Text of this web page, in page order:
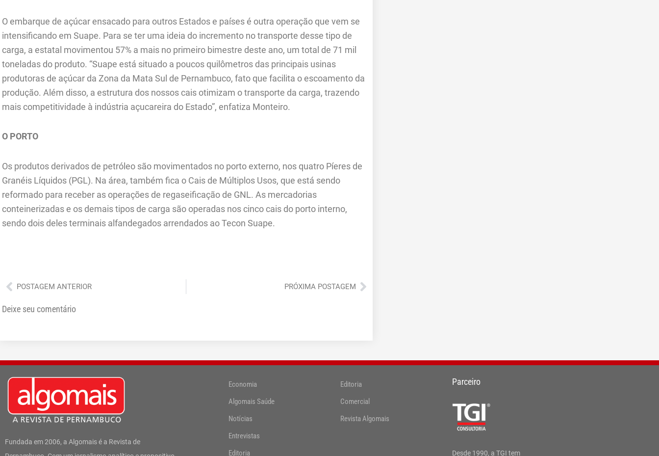
O embarque de açúcar ensacado para outros Estados e países é outra operação que vem se
intensificando em Suape. Para se ter uma ideia do incremento no transporte desse tipo de
carga, a estatal movimentou 57% a mais no primeiro bimestre deste ano, um total de 71 mil
toneladas do produto. “Suape está situado a poucos quilômetros das principais usinas
produtoras de açúcar da Zona da Mata Sul de Pernambuco, fato que facilita o escoamento da
produção. Além disso, a estrutura dos nossos cais otimizam o transporte da carga, trazendo
mais competitividade à indústria açucareira do Estado”, enfatiza Monteiro.
O PORTO
Os produtos derivados de petróleo são movimentados no porto externo, nos quatro Píeres de
Granéis Líquidos (PGL). Na área, também fica o Cais de Múltiplos Usos, que está sendo
reformado para receber as operações de regaseificação de GNL. As mercadorias
conteinerizadas e os demais tipos de carga são operadas nos cinco cais do porto interno,
sendo dois deles terminais alfandegados arrendados ao Tecon Suape.
Anterior
POSTAGEM ANTERIOR PRÓXIMA POSTAGEMPróximo
Deixe seu comentário
Fundada em 2006, a Algomais é a Revista de
Economia
Algomais Saúde
Notícias
Entrevistas
Editoria
Editoria
Comercial
Revista Algomais
Parceiro
Desde 1990, a TGI tem